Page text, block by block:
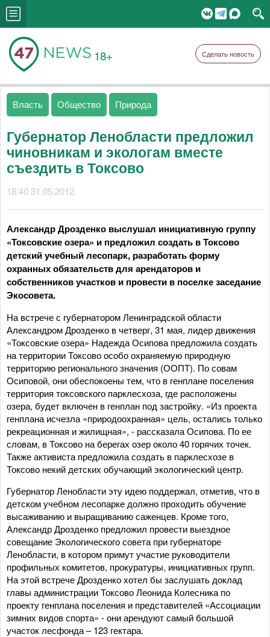
18+ Сделать новость
Власть Общество Природа
Губернатор Ленобласти предложил
чиновникам и экологам вместе
съездить в Токсово
18:40 31.05.2012
Александр Дрозденко выслушал инициативную группу
«Токсовские озера» и предложил создать в Токсово
детский учебный лесопарк, разработать форму
охранных обязательств для арендаторов и
собственников участков и провести в поселке заседание
Экосовета.
На встрече с губернатором Ленинградской области
Александром Дрозденко в четверг, 31 мая, лидер движения
«Токсовские озера» Надежда Осипова предложила создать
на территории Токсово особо охраняемую природную
территорию регионального значения (ООПТ). По совам
Осиповой, они обеспокоены тем, что в генплане поселения
территория токсовского парклесхоза, где расположены
озера, будет включен в генплан под застройку. «Из проекта
генплана исчезла «природоохранная» цель, остались только
рекреационная и жилищная», - рассказала Осипова. По ее
словам, в Токсово на берегах озер около 40 горячих точек.
Также активиста предложила создать в парклесхозе в
Токсово некий детских обучающий экологический центр.
Губернатор Ленобласти эту идею поддержал, отметив, что в
детском учебном лесопарке должно проходить обучение
высаживанию и выращиванию саженцев. Кроме того,
Александр Дрозденко предложил провести выездное
совещание Экологического совета при губернаторе
Ленобласти, в котором примут участие руководители
профильных комитетов, прокуратуры, инициативных групп.
На этой встрече Дрозденко хотел бы заслушать доклад
главы администрации Токсово Леонида Колесника по
проекту генплана поселения и представителей «Ассоциации
зимних видов спорта» - они арендуют самый большой
участок лесфонда – 123 гектара.